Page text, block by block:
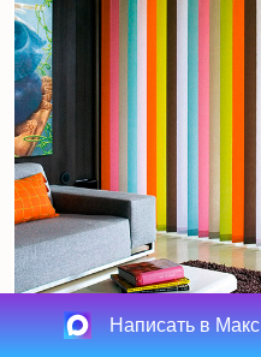
Написать в Макс